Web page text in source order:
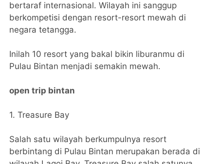
bertaraf internasional. Wilayah ini sanggup
berkompetisi dengan resort-resort mewah di
negara tetangga.
Inilah 10 resort yang bakal bikin liburanmu di
Pulau Bintan menjadi semakin mewah.
open trip bintan
1. Treasure Bay
Salah satu wilayah berkumpulnya resort
berbintang di Pulau Bintan merupakan berada di